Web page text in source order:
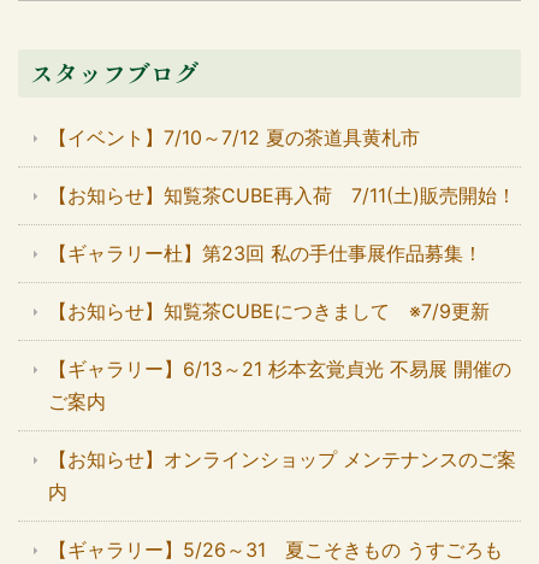
スタッフブログ
【イベント】7/10～7/12 夏の茶道具黄札市
【お知らせ】知覧茶CUBE再入荷 7/11(土)販売開始！
【ギャラリー杜】第23回 私の手仕事展作品募集！
【お知らせ】知覧茶CUBEにつきまして ※7/9更新
【ギャラリー】6/13～21 杉本玄覚貞光 不易展 開催の
ご案内
【お知らせ】オンラインショップ メンテナンスのご案
内
【ギャラリー】5/26～31 夏こそきもの うすごろも